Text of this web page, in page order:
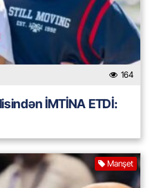
164
İMTİNA ETDİ:
Manşet